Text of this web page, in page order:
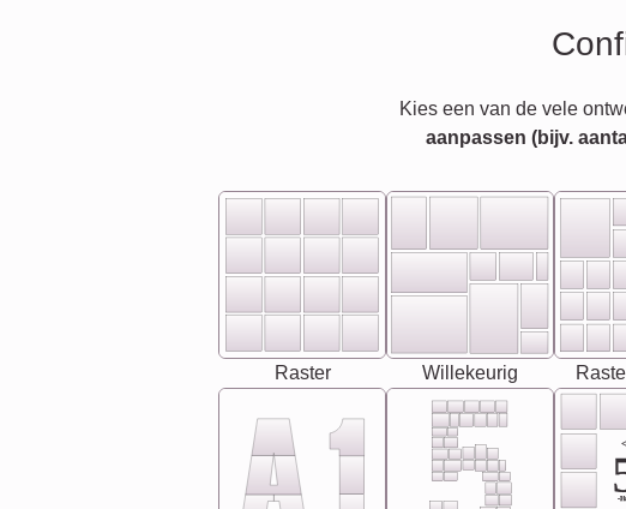
Kies een van de vele
aanpassen (bijv.
Raster Willekeurig
-